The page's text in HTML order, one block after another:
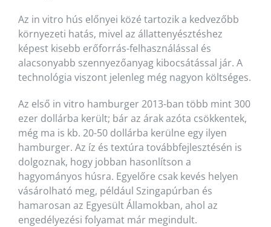
Az in vitro hús előnyei közé tartozik a kedvezőbb
környezeti hatás, mivel az állattenyésztéshez
képest kisebb erőforrás-felhasználással és
alacsonyabb szennyezőanyag kibocsátással jár. A
technológia viszont jelenleg még nagyon költséges.
Az első in vitro hamburger 2013-ban több mint 300
ezer dollárba került; bár az árak azóta csökkentek,
még ma is kb. 20-50 dollárba kerülne egy ilyen
hamburger. Az íz és textúra továbbfejlesztésén is
dolgoznak, hogy jobban hasonlítson a
hagyományos húsra. Egyelőre csak kevés helyen
vásárolható meg, például Szingapúrban és
hamarosan az Egyesült Államokban, ahol az
engedélyezési folyamat már megindult.